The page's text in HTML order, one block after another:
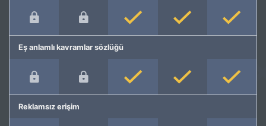
Eş anlamlı kavramlar sözlüğü
Reklamsız erişim